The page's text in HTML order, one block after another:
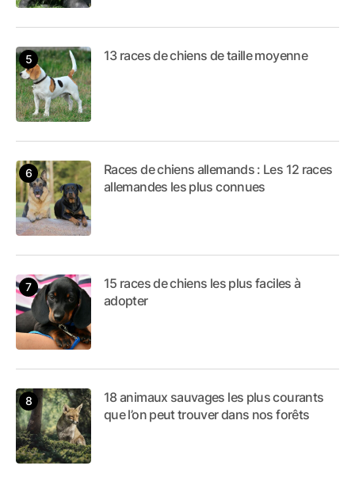
13 races de chiens de taille moyenne
Races de chiens allemands : Les 12 races
allemandes les plus connues
15 races de chiens les plus faciles à
adopter
18 animaux sauvages les plus courants
que l’on peut trouver dans nos forêts